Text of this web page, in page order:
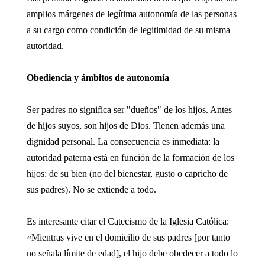
amplios márgenes de legítima autonomía de las personas
a su cargo como condición de legitimidad de su misma
autoridad.
Obediencia y ámbitos de autonomía
Ser padres no significa ser "dueños" de los hijos. Antes
de hijos suyos, son hijos de Dios. Tienen además una
dignidad personal. La consecuencia es inmediata: la
autoridad paterna está en función de la formación de los
hijos: de su bien (no del bienestar, gusto o capricho de
sus padres). No se extiende a todo.
Es interesante citar el Catecismo de la Iglesia Católica:
«Mientras vive en el domicilio de sus padres [por tanto
no señala límite de edad], el hijo debe obedecer a todo lo